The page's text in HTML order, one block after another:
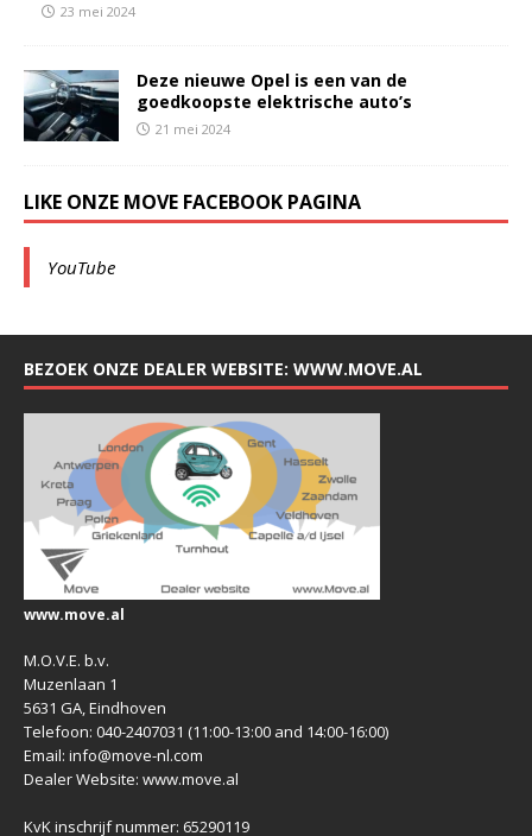
23 mei 2024
Deze nieuwe Opel is een van de
goedkoopste elektrische auto’s
21 mei 2024
LIKE ONZE MOVE FACEBOOK PAGINA
YouTube
BEZOEK ONZE DEALER WEBSITE: WWW.MOVE.AL
www.move.al
M.O.V.E. b.v.
Muzenlaan 1
5631 GA, Eindhoven
Telefoon: 040-2407031 (11:00-13:00 and 14:00-16:00)
Email: info@move-nl.com
Dealer Website: www.move.al
KvK inschrijf nummer: 65290119